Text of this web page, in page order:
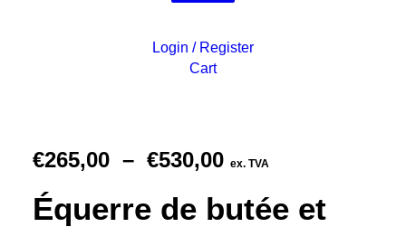
Login / Register
Cart
€265,00 – €530,00Plage
prix :
ex. TVA
Équerre de butée et